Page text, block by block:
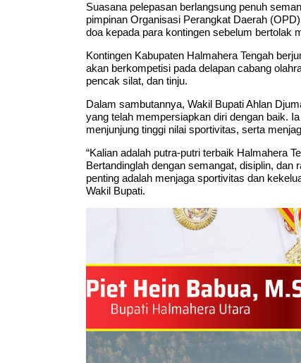
Suasana pelepasan berlangsung penuh
pimpinan Organisasi Perangkat Daerah
doa kepada para kontingen sebelum bertolak
Kontingen Kabupaten Halmahera Tengah
akan berkompetisi pada delapan cabang
pencak silat, dan tinju.
Dalam sambutannya, Wakil Bupati Ahlan
yang telah mempersiapkan diri dengan baik.
menjunjung tinggi nilai sportivitas, serta
“Kalian adalah putra-putri terbaik Halmahera
Bertandinglah dengan semangat, disiplin,
penting adalah menjaga sportivitas dan
Wakil Bupati.